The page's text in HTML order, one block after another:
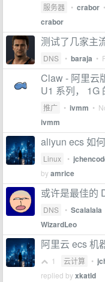
服务器 • crabor •
crabor
测试了几家主
DNS • baraja •
Claw - 阿里云
U1 系列， 1G
推广 • ivmm •
ivmm
aliyun ecs 如
Linux •
byamrice
或许是最佳的
DNS • Scalalala
WizardLeo
阿里云 ecs 机
1 云计算 •
replied byxkatld